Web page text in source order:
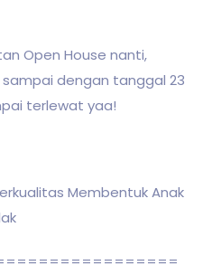
Open House nanti,
dengan tanggal 23
terlewat yaa!
Membentuk Anak